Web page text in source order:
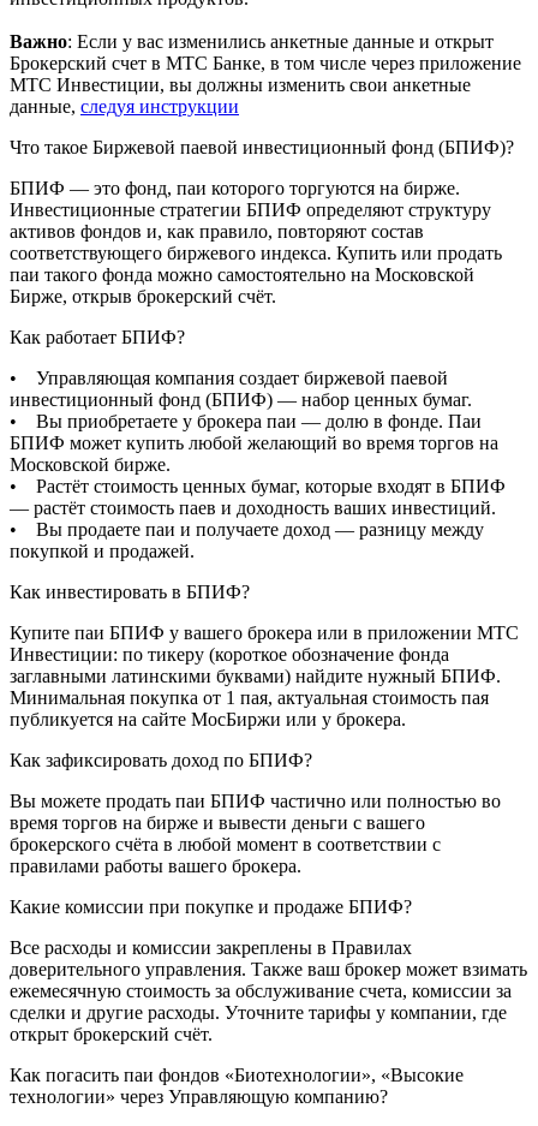
Важно: Если у вас изменились анкетные данные и открыт
Брокерский счет в МТС Банке, в том числе через приложение
МТС Инвестиции, вы должны изменить свои анкетные
данные, следуя инструкции
Что такое Биржевой паевой инвестиционный фонд (БПИФ)?
БПИФ — это фонд, паи которого торгуются на бирже.
Инвестиционные стратегии БПИФ определяют структуру
активов фондов и, как правило, повторяют состав
соответствующего биржевого индекса. Купить или продать
паи такого фонда можно самостоятельно на Московской
Бирже, открыв брокерский счёт.
Как работает БПИФ?
• Управляющая компания создает биржевой паевой
инвестиционный фонд (БПИФ) — набор ценных бумаг.
• Вы приобретаете у брокера паи — долю в фонде. Паи
БПИФ может купить любой желающий во время торгов на
Московской бирже.
• Растёт стоимость ценных бумаг, которые входят в БПИФ
— растёт стоимость паев и доходность ваших инвестиций.
• Вы продаете паи и получаете доход — разницу между
покупкой и продажей.
Как инвестировать в БПИФ?
Купите паи БПИФ у вашего брокера или в приложении МТС
Инвестиции: по тикеру (короткое обозначение фонда
заглавными латинскими буквами) найдите нужный БПИФ.
Минимальная покупка от 1 пая, актуальная стоимость пая
публикуется на сайте МосБиржи или у брокера.
Как зафиксировать доход по БПИФ?
Вы можете продать паи БПИФ частично или полностью во
время торгов на бирже и вывести деньги с вашего
брокерского счёта в любой момент в соответствии с
правилами работы вашего брокера.
Какие комиссии при покупке и продаже БПИФ?
Все расходы и комиссии закреплены в Правилах
доверительного управления. Также ваш брокер может взимать
ежемесячную стоимость за обслуживание счета, комиссии за
сделки и другие расходы. Уточните тарифы у компании, где
открыт брокерский счёт.
Как погасить паи фондов «Биотехнологии», «Высокие
технологии» через Управляющую компанию?